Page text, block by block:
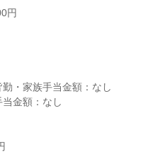
円
・家族手当金額：なし
金額：なし